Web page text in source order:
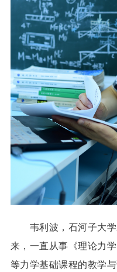
韦利波，石河子大学
来，一直从事《理论力
等力学基础课程的教学